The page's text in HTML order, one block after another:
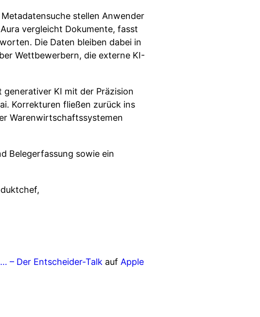
stellen Anwender
vergleicht Dokumente, fasst
Die Daten bleiben dabei in
Wettbewerbern, die externe KI-
KI mit der Präzision
Korrekturen fließen zurück ins
Warenwirtschaftssystemen
Belegerfassung sowie ein
– Der Entscheider-Talk auf Apple